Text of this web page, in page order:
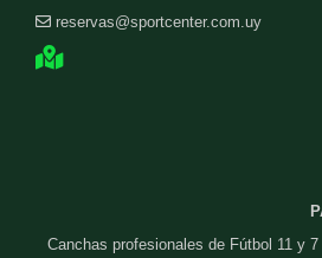
reservas@sportcenter.com.uy
Canchas profesionales de Fútbol 11 y